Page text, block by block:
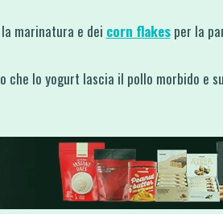
marinatura e dei corn flakesper la
lo yogurt lascia il pollo morbido e